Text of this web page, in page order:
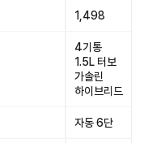
1,498
4기통
1.5L 터보
가솔린
하이브리드
자동 6단